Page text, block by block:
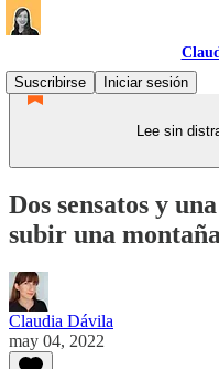
Suscribirse
Iniciar sesión
Lee sin
Dos sensatos y
subir una
Claudia Dávila
may 04, 2022